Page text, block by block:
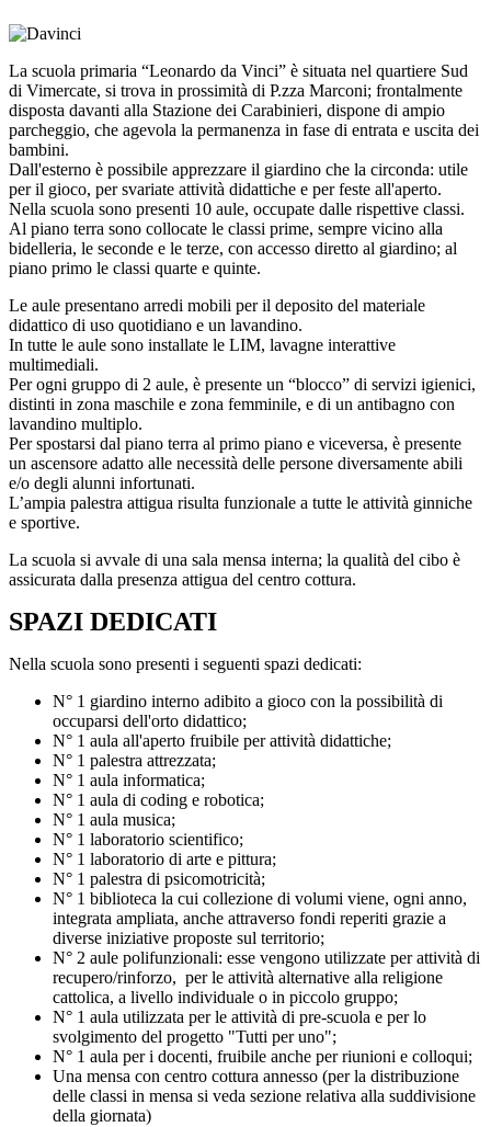
La scuola primaria “Leonardo da Vinci” è situata nel quartiere Sud
di Vimercate, si trova in prossimità di P.zza Marconi; frontalmente
disposta davanti alla Stazione dei Carabinieri, dispone di ampio
parcheggio, che agevola la permanenza in fase di entrata e uscita dei
bambini.
Dall'esterno è possibile apprezzare il giardino che la circonda: utile
per il gioco, per svariate attività didattiche e per feste all'aperto.
Nella scuola sono presenti 10 aule, occupate dalle rispettive classi.
Al piano terra sono collocate le classi prime, sempre vicino alla
bidelleria, le seconde e le terze, con accesso diretto al giardino; al
piano primo le classi quarte e quinte.
Le aule presentano arredi mobili per il deposito del materiale
didattico di uso quotidiano e un lavandino.
In tutte le aule sono installate le LIM, lavagne interattive
multimediali.
Per ogni gruppo di 2 aule, è presente un “blocco” di servizi igienici,
distinti in zona maschile e zona femminile, e di un antibagno con
lavandino multiplo.
Per spostarsi dal piano terra al primo piano e viceversa, è presente
un ascensore adatto alle necessità delle persone diversamente abili
e/o degli alunni infortunati.
L’ampia palestra attigua risulta funzionale a tutte le attività ginniche
e sportive.
La scuola si avvale di una sala mensa interna; la qualità del cibo è
assicurata dalla presenza attigua del centro cottura.
SPAZI DEDICATI
Nella scuola sono presenti i seguenti spazi dedicati:
N° 1 giardino interno adibito a gioco con la possibilità di
occuparsi dell'orto didattico;
N° 1 aula all'aperto fruibile per attività didattiche;
N° 1 palestra attrezzata;
N° 1 aula informatica;
N° 1 aula di coding e robotica;
N° 1 aula musica;
N° 1 laboratorio scientifico;
N° 1 laboratorio di arte e pittura;
N° 1 palestra di psicomotricità;
N° 1 biblioteca la cui collezione di volumi viene, ogni anno,
integrata ampliata, anche attraverso fondi reperiti grazie a
diverse iniziative proposte sul territorio;
N° 2 aule polifunzionali: esse vengono utilizzate per attività di
recupero/rinforzo, per le attività alternative alla religione
cattolica, a livello individuale o in piccolo gruppo;
N° 1 aula utilizzata per le attività di pre-scuola e per lo
svolgimento del progetto "Tutti per uno";
N° 1 aula per i docenti, fruibile anche per riunioni e colloqui;
Una mensa con centro cottura annesso (per la distribuzione
delle classi in mensa si veda sezione relativa alla suddivisione
della giornata)